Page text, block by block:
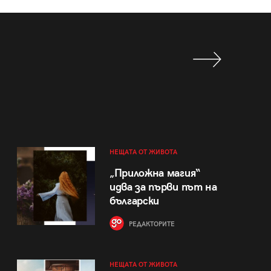
НЕЩАТА ОТ ЖИВОТА
„Приложна магия“
идва за първи път на
български
РЕДАКТОРИТЕ
НЕЩАТА ОТ ЖИВОТА